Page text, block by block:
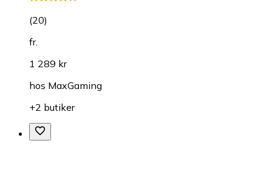
(20)
fr.
1 289 kr
hos MaxGaming
+2 butiker